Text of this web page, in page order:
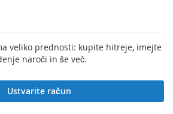
veliko prednosti: kupite hitreje, imejte
naroči in še več.
Ustvarite račun